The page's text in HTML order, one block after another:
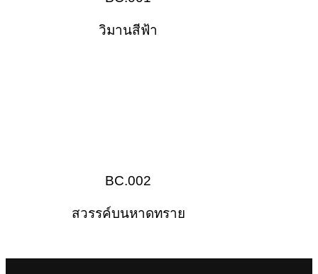
วิมานสีฟ้า
BC.002
สวรรค์บนหาดทราย